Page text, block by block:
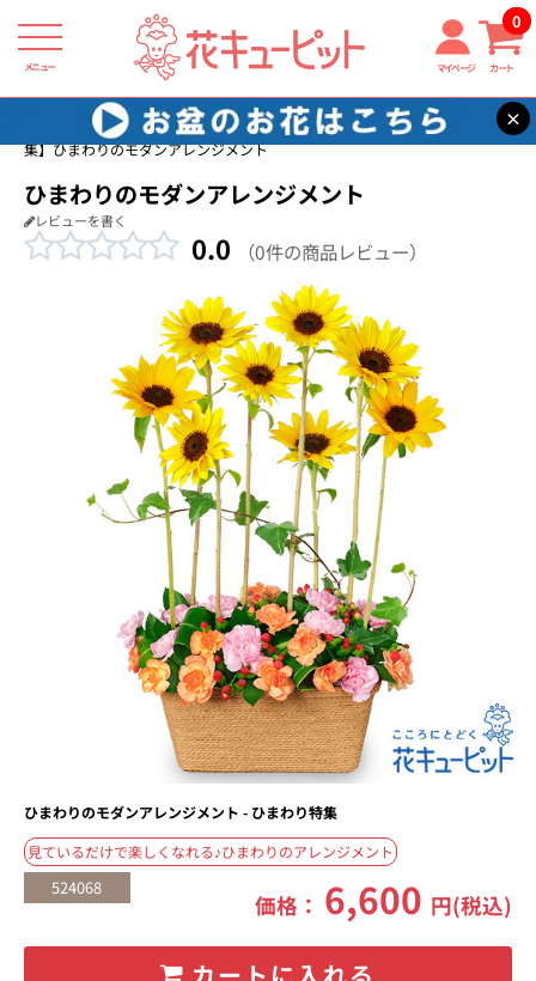
メニュー マイページ カート
0
×
花キューピット ひまわり ギフト・プレゼント特集2026
【ひまわり特
集】ひまわりのモダンアレンジメント
ひまわりのモダンアレンジメント
レビューを書く
0.0 （0件の商品レビュー）
ひまわりのモダンアレンジメント - ひまわり特集
見ているだけで楽しくなれる♪ひまわりのアレンジメント
524068
価格： 6,600 円(税込)